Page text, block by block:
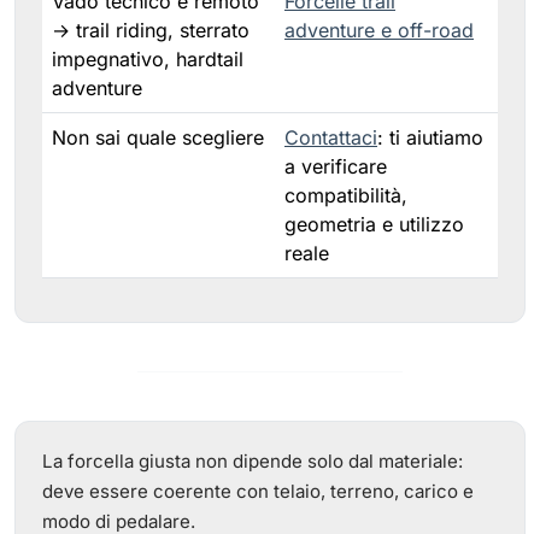
→ trail riding, sterrato
impegnativo, hardtail
adventure
adventure e off-road
Non sai quale scegliere Contattaci: ti aiutiamo
a verificare
compatibilità,
geometria e utilizzo
reale
La forcella giusta non dipende solo dal materiale:
deve essere coerente con telaio, terreno, carico e
modo di pedalare.